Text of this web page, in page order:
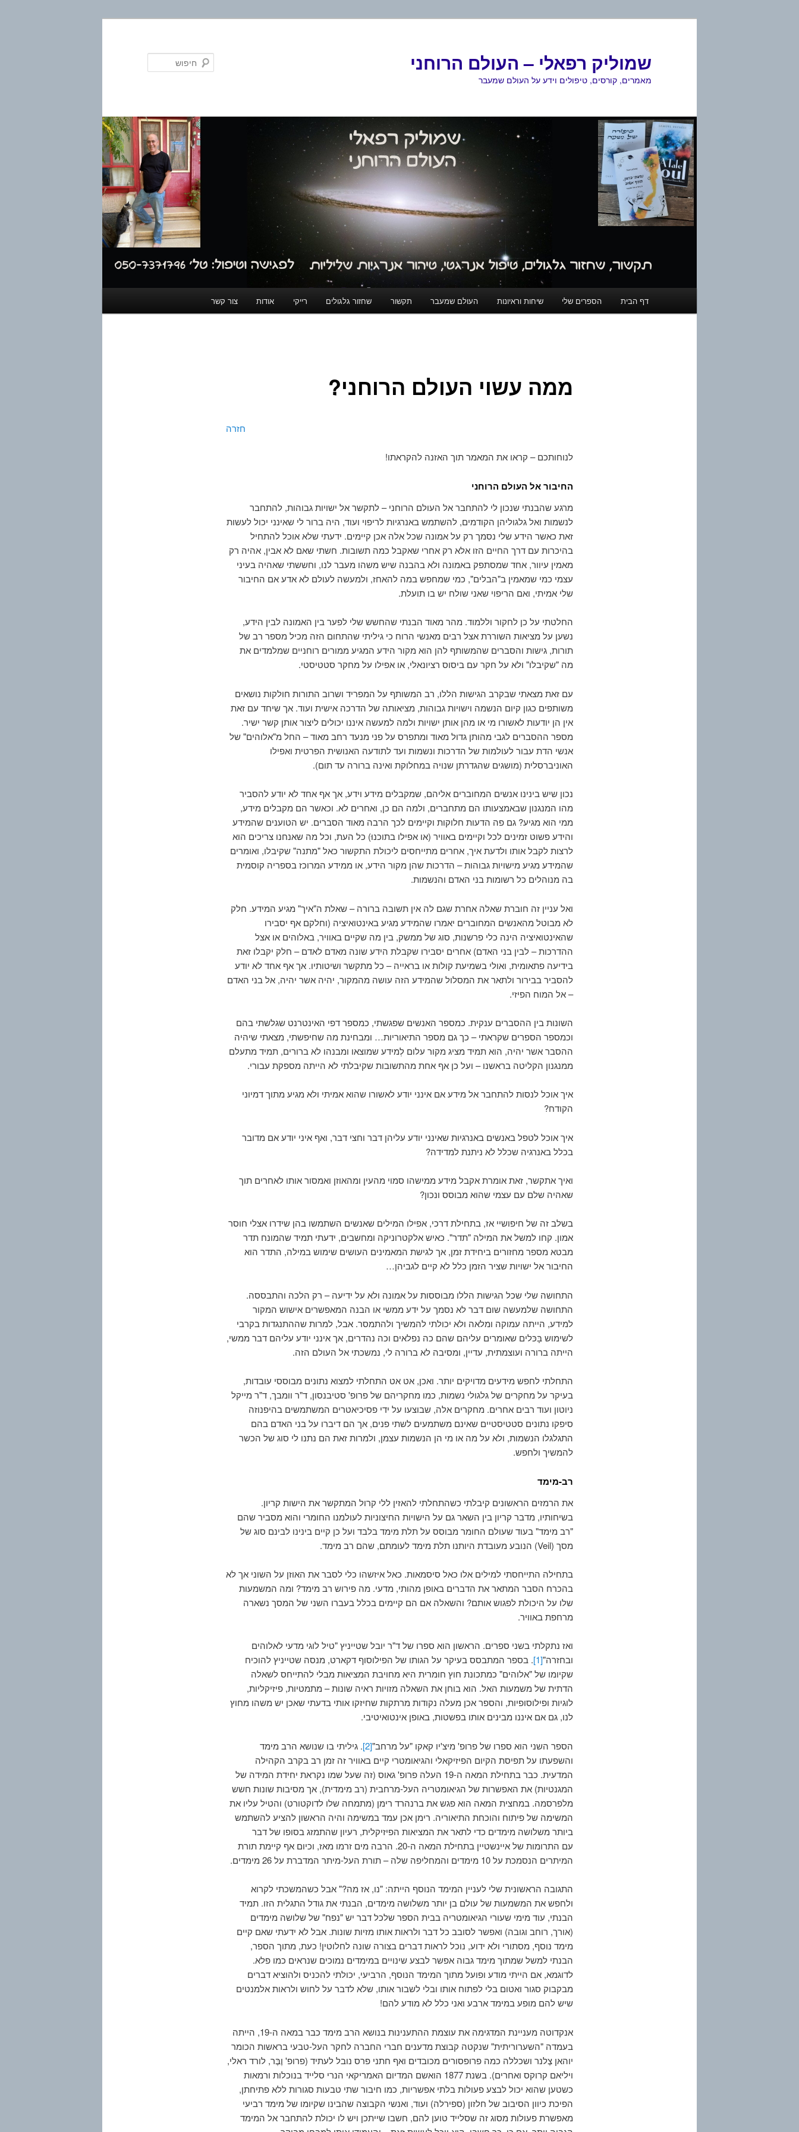
שמוליק רפאלי – העולם הרוחני
מאמרים, קורסים, טיפולים וידע על העולם שמעבר
דף הבית הספרים שלי שיחות וראיונות העולם שמעבר תקשור שחזור גלגולים רייקי אודות צור קשר
ממה עשוי העולם הרוחני?
חזרה
לנוחותכם – קראו את המאמר תוך האזנה להקראתו!
החיבור אל העולם הרוחני
מרגע שהבנתי שנכון לי להתחבר אל העולם הרוחני – לתקשר אל ישויות גבוהות, להתחבר
לנשמות ואל גלגוליהן הקודמים, להשתמש באנרגיות לריפוי ועוד, היה ברור לי שאינני יכול לעשות
זאת כאשר הידע שלי נסמך רק על אמונה שכל אלה אכן קיימים. ידעתי שלא אוכל להתחיל
בהיכרות עם דרך החיים הזו אלא רק אחרי שאקבל כמה תשובות. חשתי שאם לא אבין, אהיה רק
מאמין עיוור, אחד שמסתפק באמונה ולא בהבנה שיש משהו מעבר לנו, וחששתי שאהיה בעיני
עצמי כמי שמאמין ב"הבלים", כמי שמחפש במה להאחז, ולמעשה לעולם לא אדע אם החיבור
שלי אמיתי, ואם הריפוי שאני שולח יש בו תועלת.
החלטתי על כן לחקור וללמוד. מהר מאוד הבנתי שהחשש שלי לפער בין האמונה לבין הידע,
נשען על מציאות השוררת אצל רבים מאנשי הרוח כי גיליתי שהתחום הזה מכיל מספר רב של
תורות, גישות והסברים שהמשותף להן הוא מקור הידע המגיע ממורים רוחניים שמלמדים את
מה "שקיבלו" ולא על חקר עם ביסוס רציונאלי, או אפילו על מחקר סטטיסטי.
עם זאת מצאתי שבקרב הגישות הללו, רב המשותף על המפריד ושרוב התורות חולקות נושאים
משותפים כגון קיום הנשמה וישויות גבוהות, מציאותה של הדרכה אישית ועוד. אך שיחד עם זאת
אין הן יודעות לאשורו מי או מהן אותן ישויות ולמה למעשה איננו יכולים ליצור אותן קשר ישיר.
מספר ההסברים לגבי מהותן גדול מאוד ומתפרס על פני מנעד רחב מאוד – החל מ"אלוהים" של
אנשי הדת עבור לעולמות של הדרכות ונשמות ועד לתודעה האנושית הפרטית ואפילו
האוניברסלית (מושגים שהגדרתן שנויה במחלוקת ואינה ברורה עד תום).
נכון שיש בינינו אנשים המחוברים אליהם, שמקבלים מידע וידע, אך אף אחד לא יודע להסביר
מהו המנגנון שבאמצעותו הם מתחברים, ולמה הם כן, ואחרים לא. וכאשר הם מקבלים מידע,
ממי הוא מגיע? גם פה הדעות חלוקות וקיימים לכך הרבה מאוד הסברים. יש הטוענים שהמידע
והידע פשוט זמינים לכל וקיימים באוויר (או אפילו בתוכנוּ) כל העת, וכל מה שאנחנו צריכים הוא
לרצות לקבל אותו ולדעת איך, אחרים מתייחסים ליכולת התקשור כאל "מתנה" שקיבלו, ואומרים
שהמידע מגיע מישויות גבוהות – הדרכות שהן מקור הידע, או ממידע המרוכז בספריה קוסמית
בה מנוהלים כל רשומות בני האדם והנשמות.
ואל עניין זה חוברת שאלה אחרת שגם לה אין תשובה ברורה – שאלת ה"איך" מגיע המידע. חלק
לא מבוטל מהאנשים המחוברים יאמרו שהמידע מגיע באינטואיציה (וחלקם אף יסבירו
שהאינטואיציה הינה כלי פרשנות, סוג של ממשק, בין מה שקיים באוויר, באלוהים או אצל
ההדרכות – לבין בני האדם) אחרים יסבירו שקבלת הידע שונה מאדם לאדם – חלק יקבלו זאת
בידיעה פתאומית, ואולי בשמיעת קולות או בראייה – כל מתקשר ושיטותיו. אך אף אחד לא יודע
להסביר בבירור ולתאר את המסלול שהמידע הזה עושה מהמקור, יהיה אשר יהיה, אל בני האדם
– אל המוח הפיזי.
השונות בין ההסברים ענקית. כמספר האנשים שפגשתי, כמספר דפי האינטרנט שגלשתי בהם
וכמספר הספרים שקראתי – כך גם מספר התיאוריות… ומבחינת מה שחיפשתי, מצאתי שיהיה
ההסבר אשר יהיה, הוא תמיד מציג מקור עלום לְמידע שמוצאו ומבנהו לא ברורים, תמיד מתעלם
ממנגנון הקליטה בראשנו – ועל כן אף אחת מהתשובות שקיבלתי לא הייתה מספקת עבורי.
איך אוכל לנסות להתחבר אל מידע אם אינני יודע לאשורו שהוא אמיתי ולא מגיע מתוך דמיוני
הקודח?
איך אוכל לטפל באנשים באנרגיות שאינני יודע עליהן דבר וחצי דבר, ואף איני יודע אם מדובר
בכלל באנרגיה שכלל לא ניתנת למדידה?
ואיך אתקשר, זאת אומרת אקבל מידע ממישהו סמוי מהעין ומהאוזן ואמסור אותו לאחרים תוך
שאהיה שלם עם עצמי שהוא מבוסס ונכון?
בשלב זה של חיפושיי אז, בתחילת דרכי, אפילו המילים שאנשים השתמשו בהן שידרו אצלי חוסר
אמון. קחו למשל את המילה "תדר". כאיש אלקטרוניקה ומחשבים, ידעתי תמיד שהמונח תדר
מבטא מספר מחזורים ביחידת זמן, אך לגישת המאמינים העושים שימוש במילה, התדר הוא
החיבור אל ישויות שציר הזמן כלל לא קיים לגביהן…
התחושה שלי שכל הגישות הללו מבוססות על אמונה ולא על ידיעה – רק הלכה והתבססה.
התחושה שלמעשה שום דבר לא נסמך על ידע ממשי או הבנה המאפשרים אישוש המקור
למידע, הייתה עמוקה ומלאה ולא יכולתי להמשיך ולהתמסר. אבל, למרות שההתנגדות בקרבי
לשימוש בָּכּלים שאומרים עליהם שהם כה נפלאים וכה נהדרים, אך אינני יודע עליהם דבר ממשי,
הייתה ברורה ועוצמתית, עדיין, ומסיבה לא ברורה לי, נמשכתי אל העולם הזה.
התחלתי לחפש מידעים מדויקים יותר. ואכן, אט אט התחלתי למצוא נתונים מבוססי עובדות,
בעיקר על מחקרים של גלגולי נשמות, כמו מחקריהם של פרופ' סטיבנסון, ד"ר וומבך, ד"ר מייקל
ניוטון ועוד רבים אחרים. מחקרים אלה, שבוצעו על ידי פסיכיאטרים המשתמשים בהיפנוזה
סיפקו נתונים סטטיסטיים שאינם משתמעים לשתי פנים, אך הם דיברו על בני האדם בהם
התגלגלו הנשמות, ולא על מה או מי הן הנשמות עצמן, ולמרות זאת הם נתנו לי סוג של הכשר
להמשיך ולחפש.
רב-מימד
את הרמזים הראשונים קיבלתי כשהתחלתי להאזין ללי קרול המתקשר את הישות קריון.
בשיחותיו, מדבר קריון בין השאר גם על הישויות החיצוניות לעולמנו החומרי והוא מסביר שהם
"רב מימד" בעוד שעולם החומר מבוסס על תלת מימד בלבד ועל כן קיים בינינו לבינם סוג של
מסך (Veil) הנובע מעובדת היותנו תלת מימד לעומתם, שהם רב מימד.
בתחילה התייחסתי למילים אלו כאל סיסמאות. כאל איזשהו כלי לסבר את האוזן על השוני אך לא
בהכרח הסבר המתאר את הדברים באופן מהותי, מדעי. מה פירוש רב מימד? ומה המשמעות
שלו על היכולת לפגוש אותם? והשאלה אם הם קיימים בכלל בעברו השני של המסך נשארה
מרחפת באוויר.
ואז נתקלתי בשני ספרים. הראשון הוא ספרו של ד"ר יובל שטייניץ "טיל לוגי מדעי לאלוהים
ובחזרה"[1]
. בספר המתבסס בעיקר על הגותו של הפילוסוף דקארט, מנסה שטייניץ להוכיח
שקיומו של "אלוהים" כמתכונת חוץ חומרית היא מחויבת המציאות מבלי להתייחס לשאלה
הדתית של משמעות האל. הוא בוחן את השאלה מזויות ראיה שונות – מתמטיות, פיזיקליות,
לוגיות ופילוסופיות, והספר אכן מעלה נקודות מרתקות שחיזקו אותי בדעתי שאכן יש משהו מחוץ
לנו, גם אם איננו מבינים אותו בפשטות, באופן אינטואיטיבי.
הספר השני הוא ספרו של פרופ' מיצ'יו קאקו "על מרחב"[2]
. גיליתי בו שנושא הרב מימד
והשפעתו על תפיסת הקיום הפיזיקאלי והגיאומטרי קיים באוויר זה זמן רב בקרב הקהילה
המדעית. כבר בתחילת המאה ה-19 העלה פרופ' גאוס (זה שעל שמו נקראת יחידת המידה של
המגנטיות) את האפשרות של הגיאומטריה העל-מרחבית (רב מימדית), אך מסיבות שונות חשש
מלפרסמה. במחצית המאה הוא פגש את ברנהרד רימן (מתמחה שלו לדוקטורט) והטיל עליו את
המשימה של פיתוח והוכחת התיאוריה. רימן אכן עמד במשימה והיה הראשון להציע להשתמש
ביותר משלושה מימדים כדי לתאר את המציאות הפיזיקלית, רעיון שהתמזג בסופו של דבר
עם התרומות של איינשטיין בתחילת המאה ה-20. הרבה מים זרמו מאז, וכיום אף קיימת תורת
המיתרים הנסמכת על 10 מימדים והמחליפה שלה – תורת העל-מיתר המדברת על 26 מימדים.
התגובה הראשונית שלי לעניין המימד הנוסף הייתה: "נו, אז מה?" אבל כשהמשכתי לקרוא
ולחפש את המשמעות של עולם בן יותר משלושה מימדים, הבנתי את גודל התגלית הזו. תמיד
הבנתי, עוד מימי שעורי הגיאומטריה בבית הספר שלכל דבר יש "נפח" של שלושה מימדים
(אורך, רוחב וגובה) ואפשר לסובב כל דבר ולראות אותו מזיות שונות. אבל לא ידעתי שאם קיים
מימד נוסף, מסתורי ולא ידוע, נוכל לראות דברים בצורה שונה לחלוטין! כעת, מתוך הספר,
הבנתי למשל שמתוך מימד גבוה אפשר לבצע שינויים במימדים נמוכים שנראים כמו פלא.
לדוגמא, אם הייתי מודע ופועל מתוך המימד הנוסף, הרביעי, יכולתי להכניס ולהוציא דברים
מבקבוק סגור ואטום בלי לפתוח אותו ובלי לשבור אותו, שלא לדבר על לחוש ולראות אלמנטים
שיש להם מופע במימד ארבע ואני כלל לא מודע להם!
אנקדוטה מעניינת המדגימה את עוצמת ההתענינות בנושא הרב מימד כבר במאה ה-19, הייתה
בעמדה "השערוריתית" שנקטה קבוצת מדענים חברי החברה לחקר העל-טבעי בראשות הכומר
יוהאן צֶלנר ושכללה כמה פרופסורים מכובדים ואף חתני פרס נובל לעתיד (פרופ' וֶבֶּר, לורד ראלי,
ויליאם קרוקס ואחרים). בשנת 1877 הואשם המדיום האמריקאי הנרי סלייד בנוכלות ורמאות
כשטען שהוא יכול לבצע פעולות בלתי אפשריות, כמו חיבור שתי טבעות סגורות ללא פתיחתן,
הפיכת כיוון הסיבוב של חלזון (ספירלה) ועוד, ואנשי הקבוצה שהבינו שקיומו של מימד רביעי
מאפשרת פעולות מסוג זה שסלייד טוען להם, חשבו שייתכן ויש לו יכולת להתחבר אל המימד